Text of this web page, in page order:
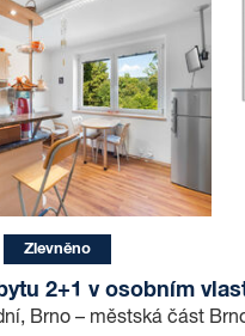
Zlevněno
2+1 v osobním
Brno – městská část